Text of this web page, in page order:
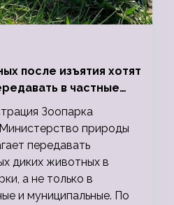
после изъятия хотят
в частные
Зоопарка
природы
передавать
диких животных в
а не только в
и муниципальные. По